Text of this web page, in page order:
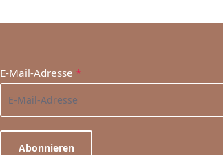
E-Mail-Adresse *
Abonnieren